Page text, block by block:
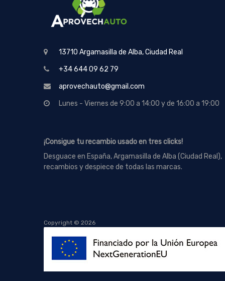
13710 Argamasilla de Alba, Ciudad Real
+34 644 09 62 79
aprovechauto@gmail.com
Lunes - Viernes de 9:00 a 14:00 y de 16:00 a 19:00
¡Consigue tu recambio usado en tres clicks!
Desguace en España, Argamasilla de Alba (Ciudad Real),
recambios y despiece de todas las marcas.
Copyright © 2026